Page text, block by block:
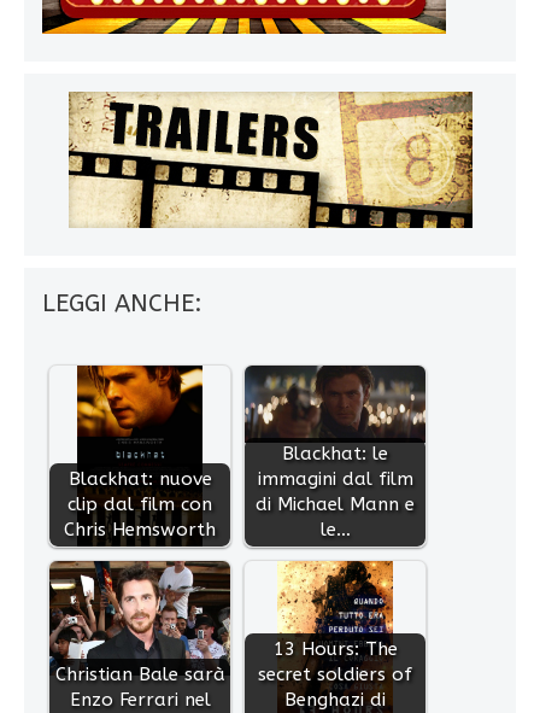
LEGGI ANCHE:
Blackhat: nuove
clip dal film con
Chris Hemsworth
Blackhat: le
immagini dal film
di Michael Mann e
le…
Christian Bale sarà
Enzo Ferrari nel
13 Hours: The
secret soldiers of
Benghazi di